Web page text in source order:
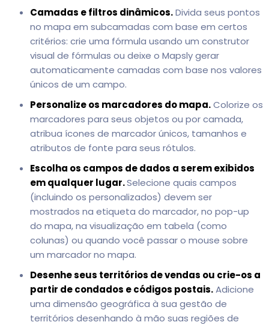
Camadas e filtros dinâmicos.Divida seus pontos
no mapa em subcamadas com base em certos
critérios: crie uma fórmula usando um construtor
visual de fórmulas ou deixe o Mapsly gerar
automaticamente camadas com base nos valores
únicos de um campo.
Personalize os marcadores do mapa.Colorize os
marcadores para seus objetos ou por camada,
atribua ícones de marcador únicos, tamanhos e
atributos de fonte para seus rótulos.
Escolha os campos de dados a serem exibidos
em qualquer lugar.Selecione quais campos
(incluindo os personalizados) devem ser
mostrados na etiqueta do marcador, no pop-up
do mapa, na visualização em tabela (como
colunas) ou quando você passar o mouse sobre
um marcador no mapa.
Desenhe seus territórios de vendas ou crie-os a
partir de condados e códigos postais.Adicione
uma dimensão geográfica à sua gestão de
territórios desenhando à mão suas regiões de